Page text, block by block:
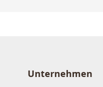
Unternehmen